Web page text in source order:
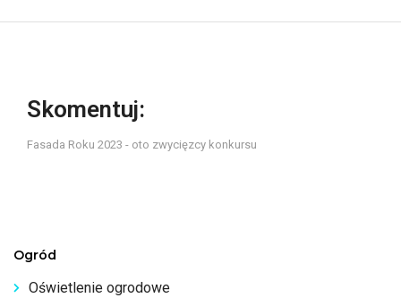
Skomentuj:
Fasada Roku 2023 - oto zwycięzcy konkursu
Ogród
Oświetlenie ogrodowe